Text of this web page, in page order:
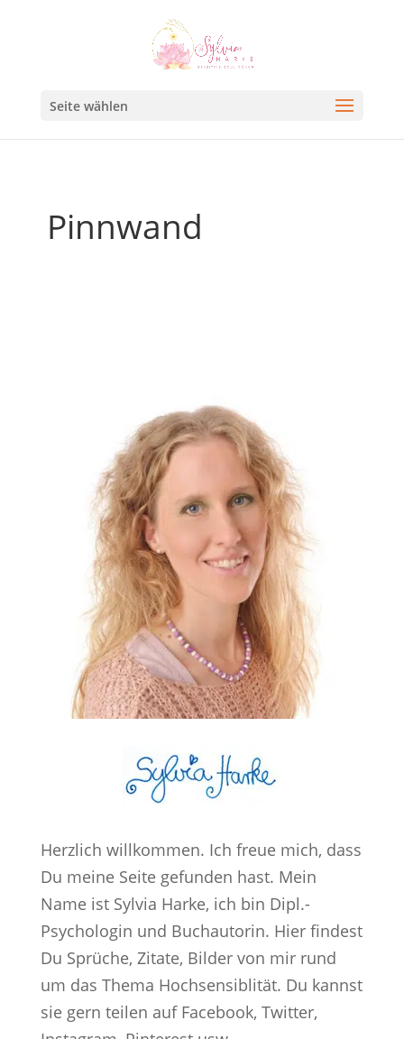
Seite wählen
Pinnwand
Herzlich willkommen. Ich freue mich, dass
Du meine Seite gefunden hast. Mein
Name ist Sylvia Harke, ich bin Dipl.-
Psychologin und Buchautorin. Hier findest
Du Sprüche, Zitate, Bilder von mir rund
um das Thema Hochsensiblität. Du kannst
sie gern teilen auf Facebook, Twitter,